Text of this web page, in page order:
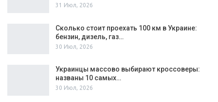
31 Июл, 2026
Сколько стоит проехать 100 км в Украине:
бензин, дизель, газ…
30 Июл, 2026
Украинцы массово выбирают кроссоверы:
названы 10 самых…
30 Июл, 2026